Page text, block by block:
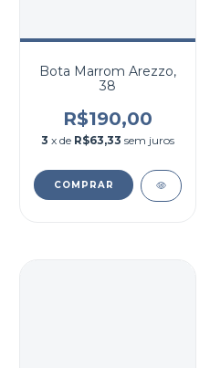
Bota Marrom Arezzo,
38
R$190,00
3 x de R$63,33 sem juros
COMPRAR